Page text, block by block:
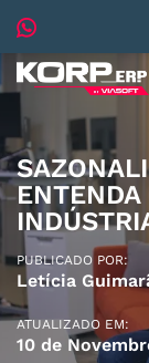
ENTENDA
PUBLICADO POR:
Letícia
ATUALIZADO EM:
10 de